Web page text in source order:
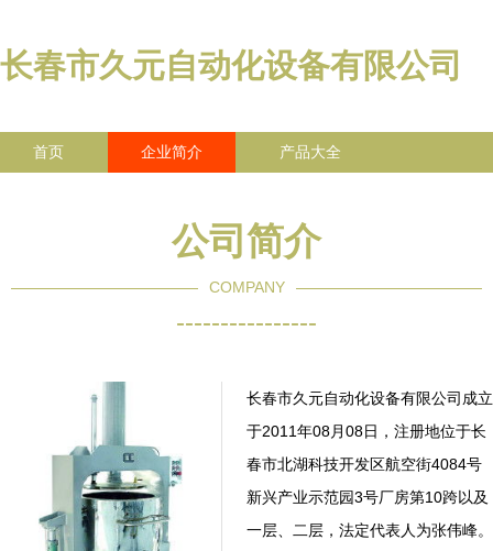
长春市久元自动化设备有限公司
首页 企业简介 产品大全
公司简介
COMPANY
----------------
长春市久元自动化设备有限公司成立
于2011年08月08日，注册地位于长
春市北湖科技开发区航空街4084号
新兴产业示范园3号厂房第10跨以及
一层、二层，法定代表人为张伟峰。